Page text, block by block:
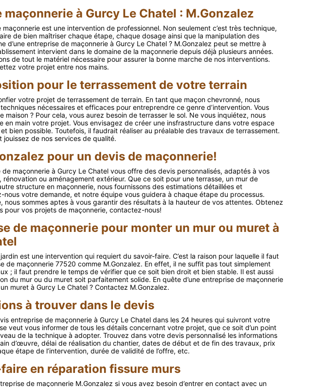
maçonnerie à Gurcy Le Chatel : M.Gonzalez
est une intervention de professionnel. Non seulement c’est très technique,
de bien maîtriser chaque étape, chaque dosage ainsi que la manipulation des
d’une entreprise de maçonnerie à Gurcy Le Chatel ? M.Gonzalez peut se mettre à
intervient dans le domaine de la maçonnerie depuis déjà plusieurs années.
de tout le matériel nécessaire pour assurer la bonne marche de nos interventions.
votre projet entre nos mains.
pour le terrassement de votre terrain
votre projet de terrassement de terrain. En tant que maçon chevronné, nous
nécessaires et efficaces pour entreprendre ce genre d’intervention. Vous
maison ? Pour cela, vous aurez besoin de terrasser le sol. Ne vous inquiétez, nous
en main votre projet. Vous envisagez de créer une insfrastructure dans votre espace
bien possible. Toutefois, il faudrait réaliser au préalable des travaux de terrassement.
jouissez de nos services de qualité.
pour un devis de maçonnerie!
de maçonnerie à Gurcy Le Chatel vous offre des devis personnalisés, adaptés à vos
ou aménagement extérieur. Que ce soit pour une terrasse, un mur de
structure en maçonnerie, nous fournissons des estimations détaillées et
nous votre demande, et notre équipe vous guidera à chaque étape du processus.
nous sommes aptes à vous garantir des résultats à la hauteur de vos attentes. Obtenez
pour vos projets de maçonnerie, contactez-nous!
de maçonnerie pour monter un mur ou muret à
est une intervention qui requiert du savoir-faire. C’est la raison pour laquelle il faut
de maçonnerie 77520 comme M.Gonzalez. En effet, il ne suffit pas tout simplement
; il faut prendre le temps de vérifier que ce soit bien droit et bien stable. Il est aussi
du mur ou du muret soit parfaitement solide. En quête d’une entreprise de maçonnerie
muret à Gurcy Le Chatel ? Contactez M.Gonzalez.
à trouver dans le devis
entreprise de maçonnerie à Gurcy Le Chatel dans les 24 heures qui suivront votre
veut vous informer de tous les détails concernant votre projet, que ce soit d’un point
de la technique à adopter. Trouvez dans votre devis personnalisé les informations
d’œuvre, délai de réalisation du chantier, dates de début et de fin des travaux, prix
étape de l’intervention, durée de validité de l’offre, etc.
en réparation fissure murs
de maçonnerie M.Gonzalez si vous avez besoin d’entrer en contact avec un